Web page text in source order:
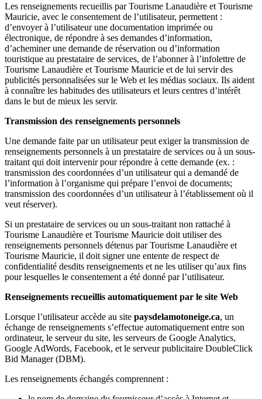
Les renseignements recueillis par Tourisme Lanaudière et Tourisme
Mauricie, avec le consentement de l’utilisateur, permettent :
d’envoyer à l’utilisateur une documentation imprimée ou
électronique, de répondre à ses demandes d’information,
d’acheminer une demande de réservation ou d’information
touristique au prestataire de services, de l’abonner à l’infolettre de
Tourisme Lanaudière et Tourisme Mauricie et de lui servir des
publicités personnalisées sur le Web et les médias sociaux. Ils aident
à connaître les habitudes des utilisateurs et leurs centres d’intérêt
dans le but de mieux les servir.
Transmission des renseignements personnels
Une demande faite par un utilisateur peut exiger la transmission de
renseignements personnels à un prestataire de services ou à un sous-
traitant qui doit intervenir pour répondre à cette demande (ex. :
transmission des coordonnées d’un utilisateur qui a demandé de
l’information à l’organisme qui prépare l’envoi de documents;
transmission des coordonnées d’un utilisateur à l’établissement où il
veut réserver).
Si un prestataire de services ou un sous-traitant non rattaché à
Tourisme Lanaudière et Tourisme Mauricie doit utiliser des
renseignements personnels détenus par Tourisme Lanaudière et
Tourisme Mauricie, il doit signer une entente de respect de
confidentialité desdits renseignements et ne les utiliser qu’aux fins
pour lesquelles le consentement a été donné par l’utilisateur.
Renseignements recueillis automatiquement par le site Web
Lorsque l’utilisateur accède au site paysdelamotoneige.ca, un
échange de renseignements s’effectue automatiquement entre son
ordinateur, le serveur du site, les serveurs de Google Analytics,
Google AdWords, Facebook, et le serveur publicitaire DoubleClick
Bid Manager (DBM).
Les renseignements échangés comprennent :